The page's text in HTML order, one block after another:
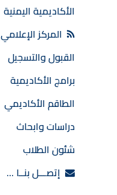
الأكاديمية اليمنية
المركز الإعلامي
القبول والتسجيل
برامج الأكاديمية
الطاقم الأكاديمي
دراسات وابحاث
شئون الطلاب
إتصـــل بنــا …